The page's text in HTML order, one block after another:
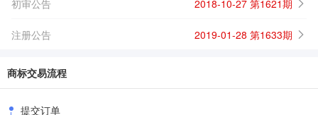
初审公告 2018-10-27 第1621期
注册公告 2019-01-28 第1633期
商标交易流程
提交订单